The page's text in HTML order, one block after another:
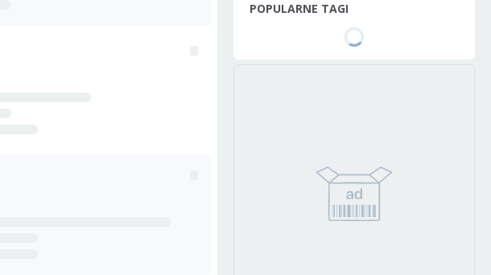
POPULARNE TAGI